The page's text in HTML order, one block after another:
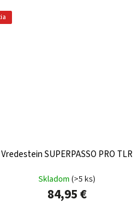
Vredestein SUPERPASSO PRO TLR
Skladom(>5 ks)
84,95 €